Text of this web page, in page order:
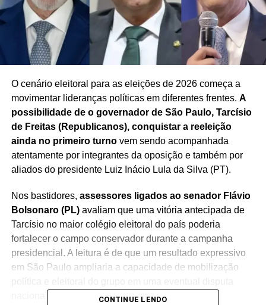
O cenário eleitoral para as eleições de 2026 começa a
movimentar lideranças políticas em diferentes frentes. A
possibilidade de o governador de São Paulo, Tarcísio
de Freitas (Republicanos), conquistar a reeleição
ainda no primeiro turnovem sendo acompanhada
atentamente por integrantes da oposição e também por
aliados do presidente Luiz Inácio Lula da Silva (PT).
Nos bastidores, assessores ligados ao senador Flávio
Bolsonaro (PL)avaliam que uma vitória antecipada de
Tarcísio no maior colégio eleitoral do país poderia
fortalecer o campo conservador durante a campanha
presidencial. A leitura é de que um resultado expressivo
em São Paulo ampliaria a capacidade de mobilização
CONTINUE LENDO